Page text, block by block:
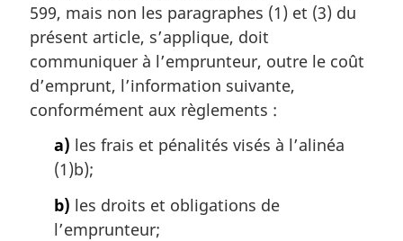
g
i
n
a
e
599, mais non les paragraphes (1) et (3) du
présent article, s’applique, doit
communiquer à l’emprunteur, outre le coût
d’emprunt, l’information suivante,
conformément aux règlements :
a) les frais et pénalités visés à l’alinéa
(1)b);
b) les droits et obligations de
l’emprunteur;